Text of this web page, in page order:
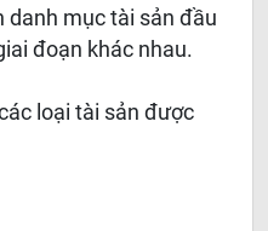
danh mục tài sản đầu
đoạn khác nhau.
loại tài sản được